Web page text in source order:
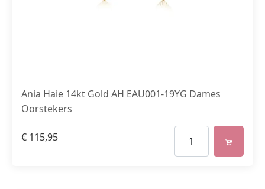
Ania Haie 14kt Gold AH EAU001-19YG Dames
Oorstekers
€ 115,95